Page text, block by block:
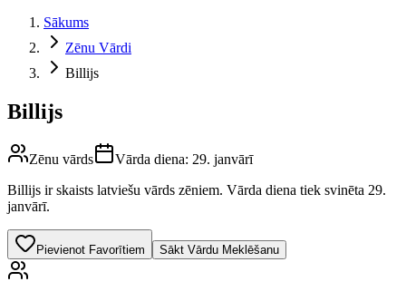
Sākums
Zēnu Vārdi
Billijs
Billijs
Zēnu vārds Vārda diena: 29. janvārī
Billijs ir skaists latviešu vārds zēniem. Vārda diena tiek svinēta 29.
janvārī.
Pievienot Favorītiem Sākt Vārdu Meklēšanu